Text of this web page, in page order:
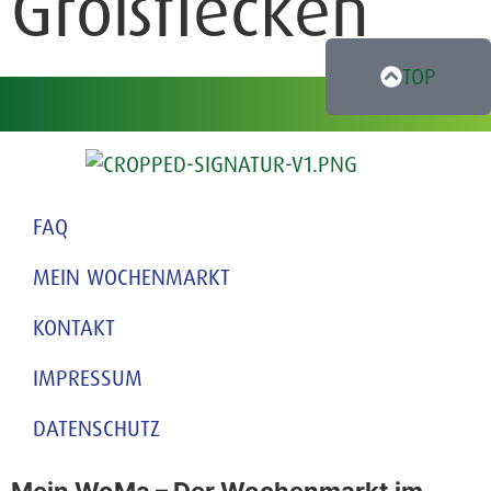
TOP
FAQ
MEIN WOCHENMARKT
KONTAKT
IMPRESSUM
DATENSCHUTZ